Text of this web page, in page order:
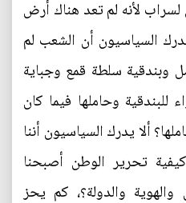
لسراب لأنه لم تعد هناك أرض
السياسيون أن الشعب لم
وبندقية سلطة قمع وجباية
للبندقية وحاملها فيما كان
ألا يدرك السياسيون أننا
تحرير الوطن أصبحنا
والدولة؟، كم يحز